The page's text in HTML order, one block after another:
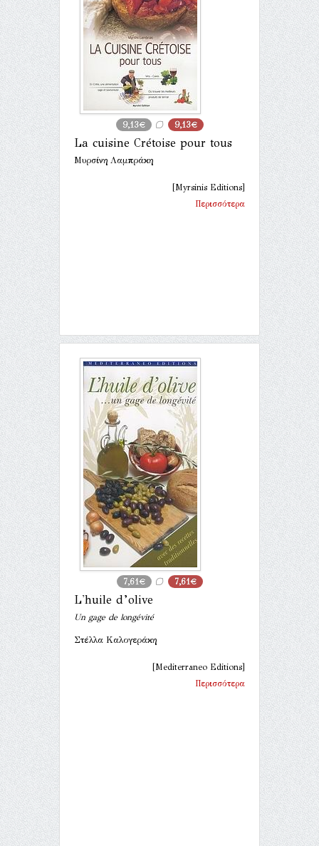
9,13€ 9,13€
La cuisine Crétoise pour tous
Μυρσίνη Λαμπράκη
[Myrsinis Editions]
Περισσότερα
7,61€ 7,61€
L'huile d’olive
Un gage de longévité
Στέλλα Καλογεράκη
[Mediterraneo Editions]
Περισσότερα